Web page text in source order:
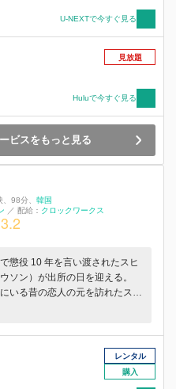
たつゴン。そこで彼を待ち受け
い因縁で結ばれた最後のター
と薬莢の嵐のような壮絶な死闘だ
U-NEXTで今すぐ見る
見放題
Huluで今すぐ見る
ビスをもっと見る
98分
韓国
／ 配給： クロックワークス
3.2
懲役 10 年を言い渡されたスヒ
ソン）が出所の日を迎える。
いる昔の恋人の元を訪れたスヒ
間に子供が生まれ、幼い女の子
、家族のために平凡な日常を送
クだったが、ボスの反感を買
成功率 100％の殺し屋に元恋人
人質に取られてしまうのであっ
レンタル
購入